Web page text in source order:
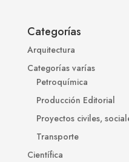
Categorías
Arquitectura
Categorías varías
Petroquímica
Producción Editorial
Proyectos civiles,
Transporte
Científica